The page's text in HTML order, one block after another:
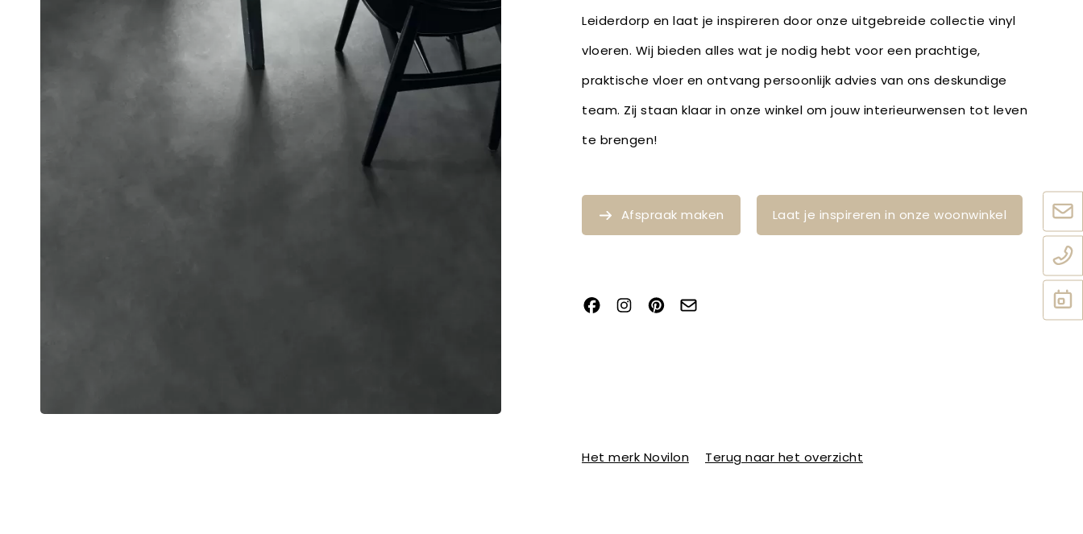
Leiderdorp en laat je inspireren door onze uitgebreide collectie vinyl
vloeren. Wij bieden alles wat je nodig hebt voor een prachtige,
praktische vloer en ontvang persoonlijk advies van ons deskundige
team. Zij staan klaar in onze winkel om jouw interieurwensen tot leven
te brengen!
Afspraak maken Laat je inspireren in onze woonwinkel
Het merk Novilon Terug naar het overzicht